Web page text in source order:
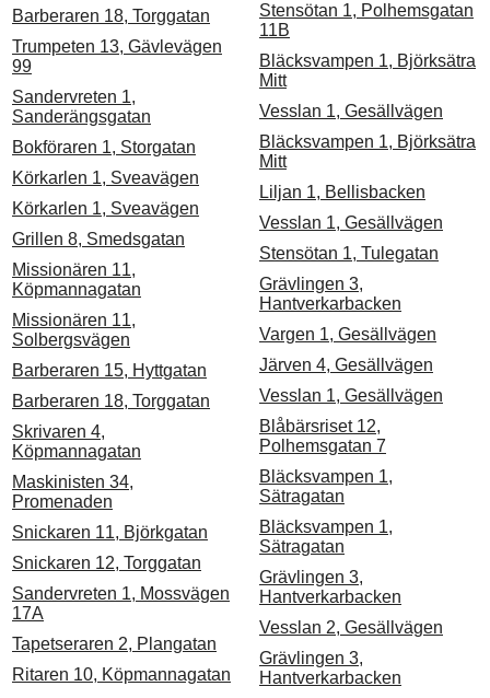
Barberaren 18, Torggatan
Trumpeten 13, Gävlevägen
99
Sandervreten 1,
Sanderängsgatan
Bokföraren 1, Storgatan
Körkarlen 1, Sveavägen
Körkarlen 1, Sveavägen
Grillen 8, Smedsgatan
Missionären 11,
Köpmannagatan
Missionären 11,
Solbergsvägen
Barberaren 15, Hyttgatan
Barberaren 18, Torggatan
Skrivaren 4,
Köpmannagatan
Maskinisten 34,
Promenaden
Snickaren 11, Björkgatan
Snickaren 12, Torggatan
Sandervreten 1, Mossvägen
17A
Tapetseraren 2, Plangatan
Ritaren 10, Köpmannagatan
Stensötan 1, Polhemsgatan
11B
Bläcksvampen 1, Björksätra
Mitt
Vesslan 1, Gesällvägen
Bläcksvampen 1, Björksätra
Mitt
Liljan 1, Bellisbacken
Vesslan 1, Gesällvägen
Stensötan 1, Tulegatan
Grävlingen 3,
Hantverkarbacken
Vargen 1, Gesällvägen
Järven 4, Gesällvägen
Vesslan 1, Gesällvägen
Blåbärsriset 12,
Polhemsgatan 7
Bläcksvampen 1,
Sätragatan
Bläcksvampen 1,
Sätragatan
Grävlingen 3,
Hantverkarbacken
Vesslan 2, Gesällvägen
Grävlingen 3,
Hantverkarbacken